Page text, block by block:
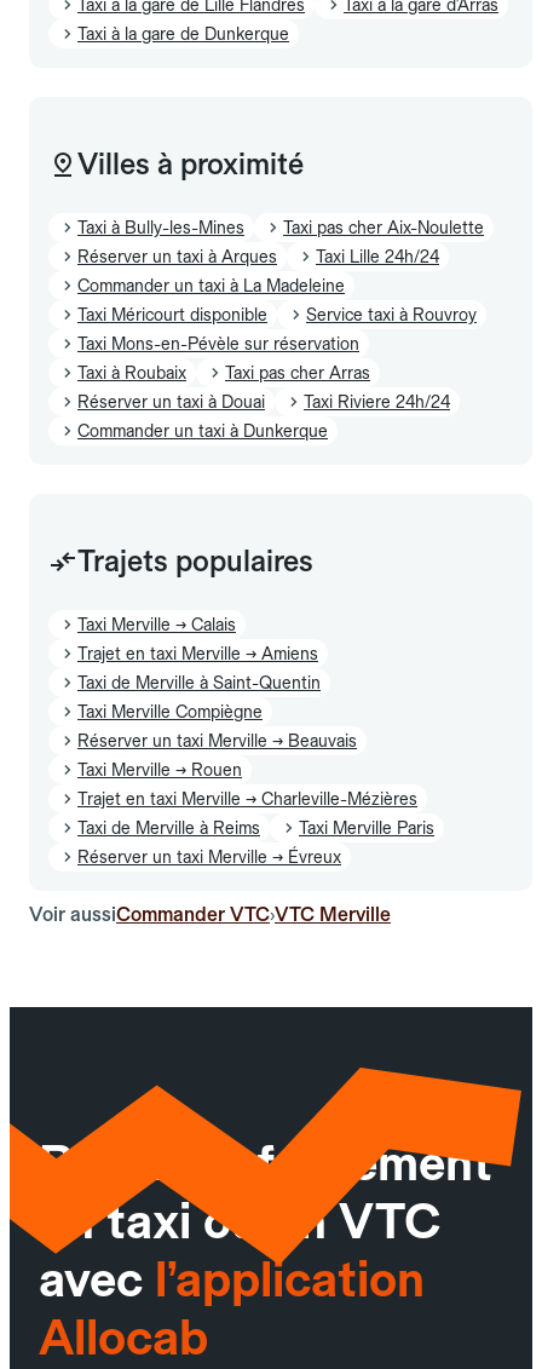
Taxi à la gare de Lille Flandres
Taxi à la gare d'Arras
Taxi à la gare de Dunkerque
Villes à proximité
Taxi à Bully-les-Mines
Taxi pas cher Aix-Noulette
Réserver un taxi à Arques
Taxi Lille 24h/24
Commander un taxi à La Madeleine
Taxi Méricourt disponible
Service taxi à Rouvroy
Taxi Mons-en-Pévèle sur réservation
Taxi à Roubaix
Taxi pas cher Arras
Réserver un taxi à Douai
Taxi Riviere 24h/24
Commander un taxi à Dunkerque
Trajets populaires
Taxi Merville → Calais
Trajet en taxi Merville → Amiens
Taxi de Merville à Saint-Quentin
Taxi Merville Compiègne
Réserver un taxi Merville → Beauvais
Taxi Merville → Rouen
Trajet en taxi Merville → Charleville-Mézières
Taxi de Merville à Reims
Taxi Merville Paris
Réserver un taxi Merville → Évreux
Voir aussiCommander VTC›VTC Merville
Réservez facilement
un taxi ou un VTC
avec l’application
Allocab